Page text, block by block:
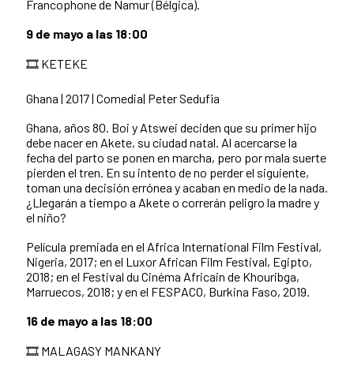
Francophone de Namur (Bélgica).
9 de mayo a las 18:00
🎞️ KETEKE
Ghana | 2017 | Comedia| Peter Sedufia
Ghana, años 80. Boi y Atswei deciden que su primer hijo
debe nacer en Akete, su ciudad natal. Al acercarse la
fecha del parto se ponen en marcha, pero por mala suerte
pierden el tren. En su intento de no perder el siguiente,
toman una decisión errónea y acaban en medio de la nada.
¿Llegarán a tiempo a Akete o correrán peligro la madre y
el niño?
Película premiada en el Africa International Film Festival,
Nigeria, 2017; en el Luxor African Film Festival, Egipto,
2018; en el Festival du Cinéma Africain de Khouribga,
Marruecos, 2018; y en el FESPACO, Burkina Faso, 2019.
16 de mayo a las 18:00
🎞️ MALAGASY MANKANY